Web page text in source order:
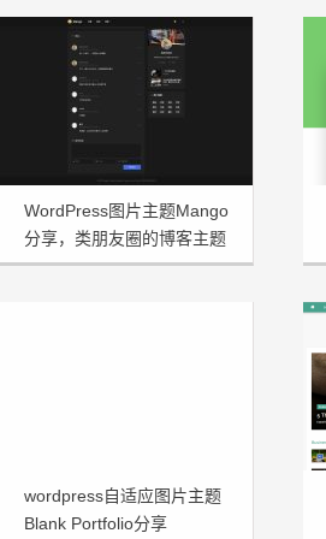
WordPress图片主题Mango
分享，类朋友圈的博客主题
wordpress自适应图片主题
Blank Portfolio分享